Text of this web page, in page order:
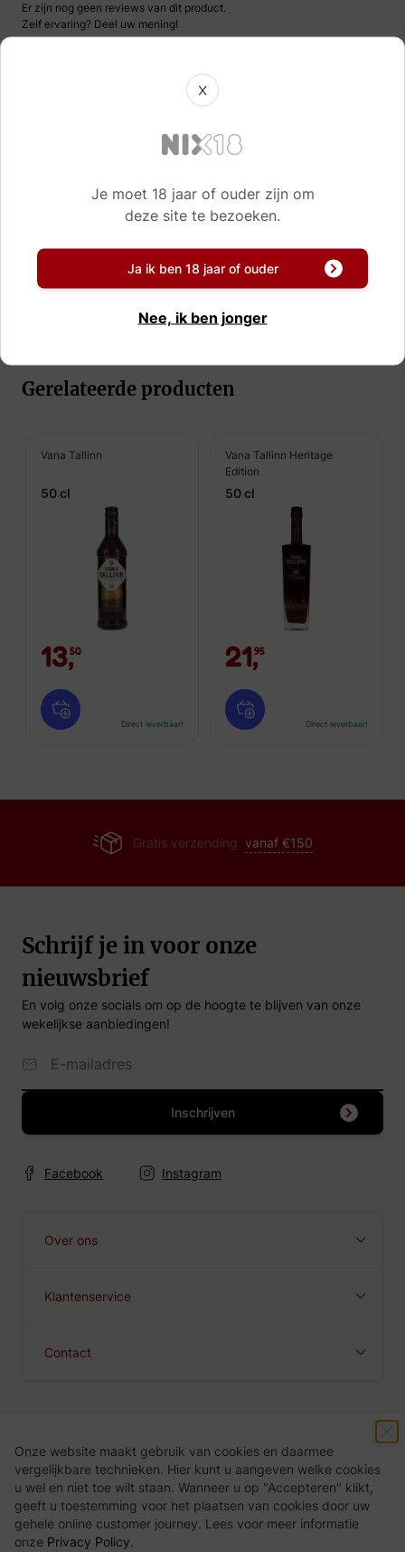
Onze website maakt gebruik van cookies en daarmee
vergelijkbare technieken. Hier kunt u aangeven welke cookies
u wel en niet toe wilt staan. Wanneer u op "Accepteren" klikt,
geeft u toestemming voor het plaatsen van cookies door uw
gehele online customer journey. Lees voor meer informatie
onze Privacy Policy.
Er zijn nog geen reviews van dit product.
Zelf ervaring? Deel uw mening!
Schrijf uw eigen review
Gerelateerde producten
Vana Tallinn
50 cl
13,50
Direct leverbaar!
Vana Tallinn Heritage
Edition
50 cl
21,95
Direct leverbaar!
Gratis verzending vanaf €150
Schrijf je in voor onze
nieuwsbrief
En volg onze socials om op de hoogte te blijven van onze
wekelijkse aanbiedingen!
Inschrijven
Facebook Instagram
Over ons
Klantenservice
Contact
Algemene voorwaarden Privacy Policy
X
Je moet 18 jaar of ouder zijn om
deze site te bezoeken.
Ja ik ben 18 jaar of ouder
Nee, ik ben jonger